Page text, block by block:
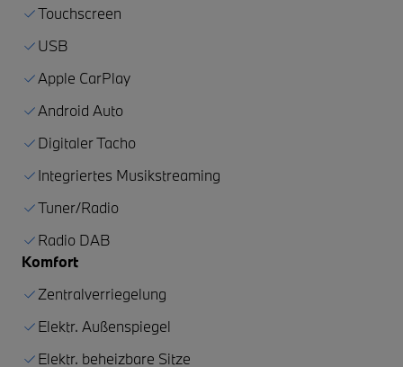
Touchscreen
USB
Apple CarPlay
Android Auto
Digitaler Tacho
Integriertes Musikstreaming
Tuner/Radio
Radio DAB
Komfort
Zentralverriegelung
Elektr. Außenspiegel
Elektr. beheizbare Sitze